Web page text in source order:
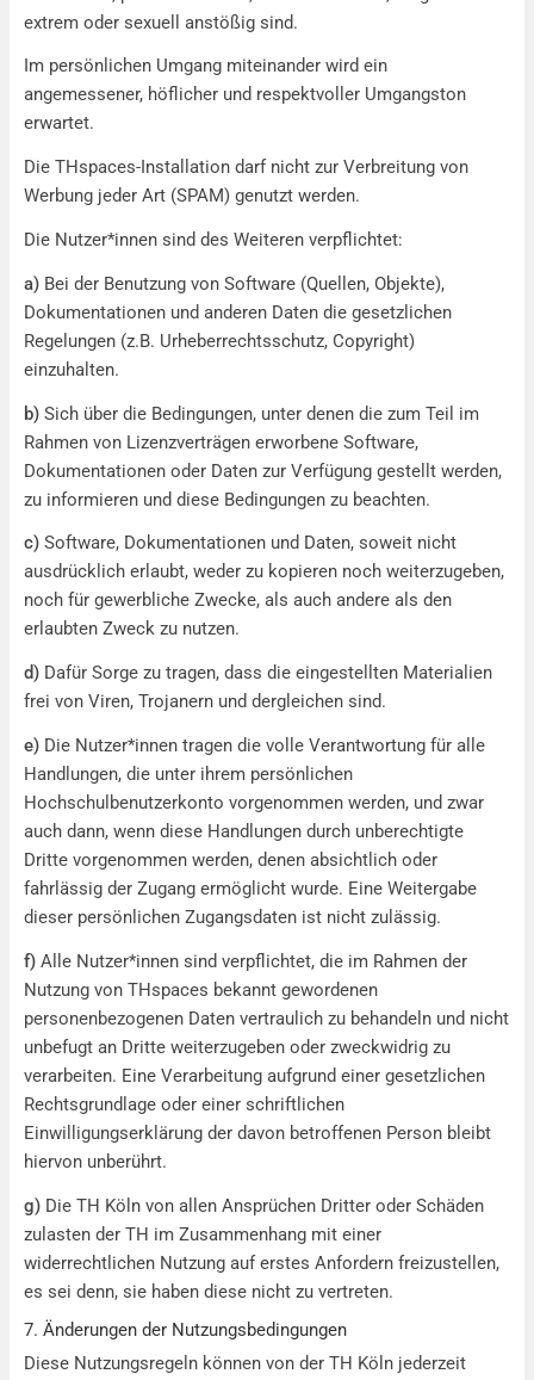
extrem oder sexuell anstößig sind.
Im persönlichen Umgang miteinander wird ein
angemessener, höflicher und respektvoller Umgangston
erwartet.
Die THspaces-Installation darf nicht zur Verbreitung von
Werbung jeder Art (SPAM) genutzt werden.
Die Nutzer*innen sind des Weiteren verpflichtet:
a) Bei der Benutzung von Software (Quellen, Objekte),
Dokumentationen und anderen Daten die gesetzlichen
Regelungen (z.B. Urheberrechtsschutz, Copyright)
einzuhalten.
b) Sich über die Bedingungen, unter denen die zum Teil im
Rahmen von Lizenzverträgen erworbene Software,
Dokumentationen oder Daten zur Verfügung gestellt werden,
zu informieren und diese Bedingungen zu beachten.
c) Software, Dokumentationen und Daten, soweit nicht
ausdrücklich erlaubt, weder zu kopieren noch weiterzugeben,
noch für gewerbliche Zwecke, als auch andere als den
erlaubten Zweck zu nutzen.
d) Dafür Sorge zu tragen, dass die eingestellten Materialien
frei von Viren, Trojanern und dergleichen sind.
e) Die Nutzer*innen tragen die volle Verantwortung für alle
Handlungen, die unter ihrem persönlichen
Hochschulbenutzerkonto vorgenommen werden, und zwar
auch dann, wenn diese Handlungen durch unberechtigte
Dritte vorgenommen werden, denen absichtlich oder
fahrlässig der Zugang ermöglicht wurde. Eine Weitergabe
dieser persönlichen Zugangsdaten ist nicht zulässig.
f) Alle Nutzer*innen sind verpflichtet, die im Rahmen der
Nutzung von THspaces bekannt gewordenen
personenbezogenen Daten vertraulich zu behandeln und nicht
unbefugt an Dritte weiterzugeben oder zweckwidrig zu
verarbeiten. Eine Verarbeitung aufgrund einer gesetzlichen
Rechtsgrundlage oder einer schriftlichen
Einwilligungserklärung der davon betroffenen Person bleibt
hiervon unberührt.
g) Die TH Köln von allen Ansprüchen Dritter oder Schäden
zulasten der TH im Zusammenhang mit einer
widerrechtlichen Nutzung auf erstes Anfordern freizustellen,
es sei denn, sie haben diese nicht zu vertreten.
7. Änderungen der Nutzungsbedingungen
Diese Nutzungsregeln können von der TH Köln jederzeit